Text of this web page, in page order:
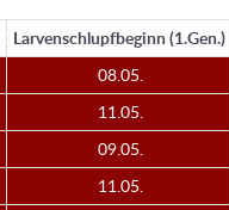
Larvenschlupfbeginn (1.Gen.)
08.05.
11.05.
09.05.
11.05.